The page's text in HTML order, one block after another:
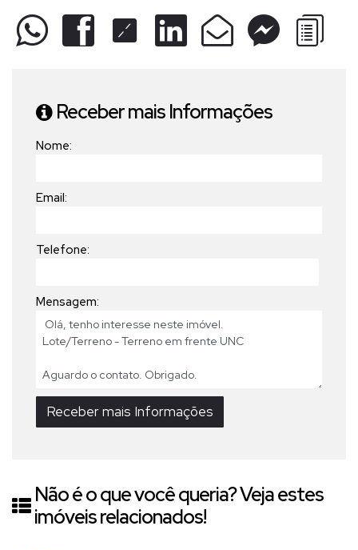
Receber mais Informações
Nome:
Email:
Telefone:
Mensagem:
Não é o que você queria? Veja estes
imóveis relacionados!